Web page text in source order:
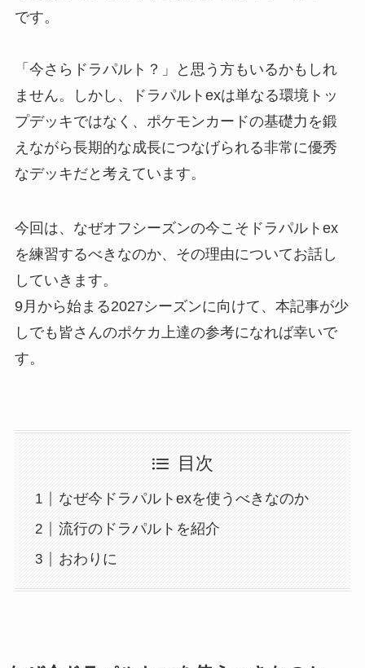
です。
「今さらドラパルト？」と思う方もいるかもしれ
ません。しかし、ドラパルトexは単なる環境トッ
プデッキではなく、ポケモンカードの基礎力を鍛
えながら長期的な成長につなげられる非常に優秀
なデッキだと考えています。
今回は、なぜオフシーズンの今こそドラパルトex
を練習するべきなのか、その理由についてお話し
していきます。
9月から始まる2027シーズンに向けて、本記事が少
しでも皆さんのポケカ上達の参考になれば幸いで
す。
目次
なぜ今ドラパルトexを使うべきなのか
流行のドラパルトを紹介
おわりに